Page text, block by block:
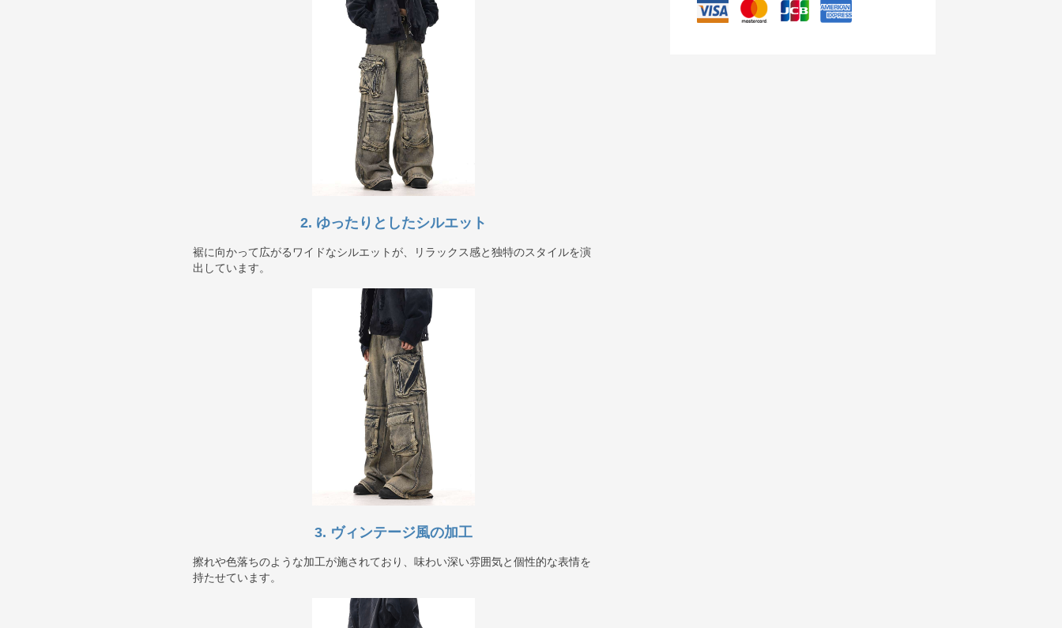
2. ゆったりとしたシルエット
裾に向かって広がるワイドなシルエットが、リラックス感と独特のスタイルを演
出しています。
3. ヴィンテージ風の加工
擦れや色落ちのような加工が施されており、味わい深い雰囲気と個性的な表情を
持たせています。